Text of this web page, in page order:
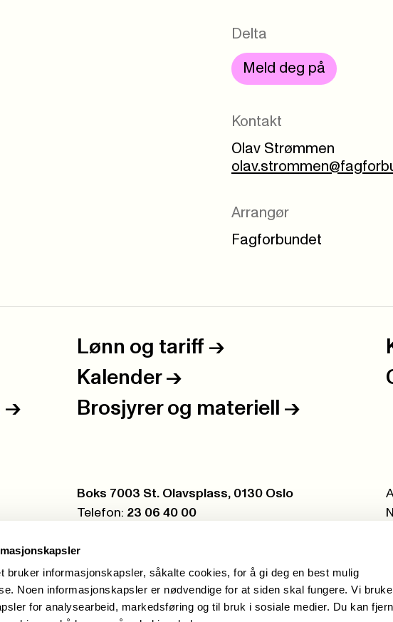
bruker informasjonskapsler, såkalte cookies, for å gi deg en best mulig
Noen informasjonskapsler er nødvendige for at siden skal fungere. Vi
for analysearbeid, markedsføring og til bruk i sosiale medier. Du kan
Delta
Meld deg på
Kontakt
Olav Strømmen
Arrangør
Fagforbundet
Lønn og tariff ->
Kalender ->
-> Brosjyrer og materiell ->
Postboks:
Boks 7003 St. Olavsplass, 0130 Oslo
Telefon: 23 06 40 00